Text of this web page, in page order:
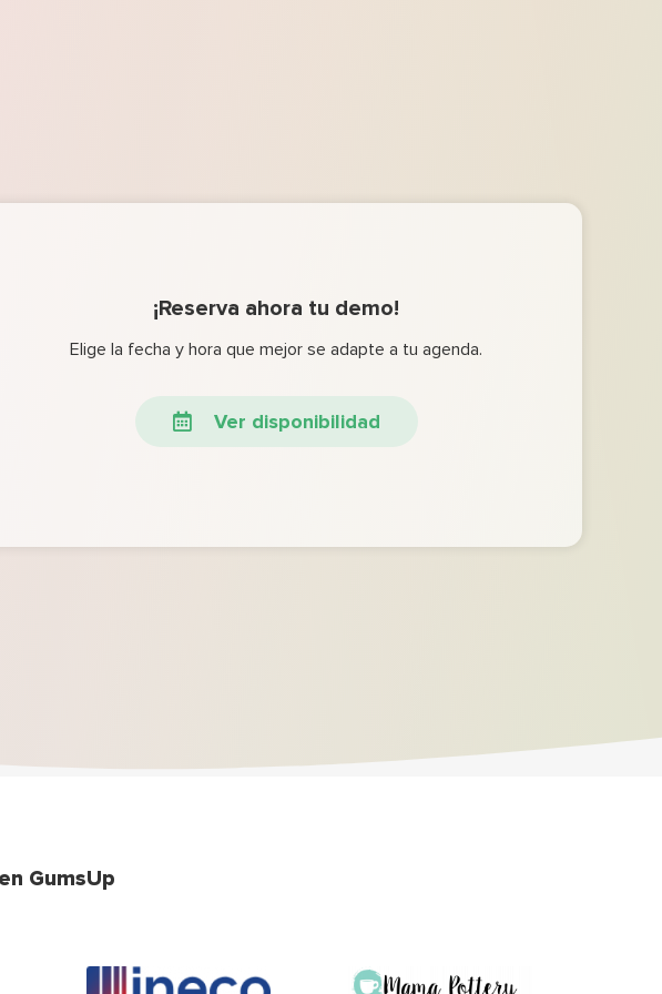
¡Reserva ahora tu demo!
Elige la fecha y hora que mejor se adapte a tu agenda.
Ver disponibilidad
GumsUp